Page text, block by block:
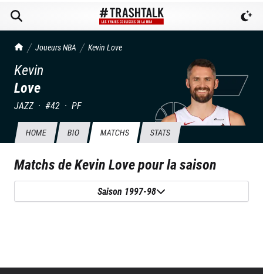
TrashTalk Actu NBA
Joueurs NBA Kevin Love
Kevin
Love
JAZZ · #42 · PF
HOME BIO MATCHS STATS
Matchs deKevin Lovepour la saison
Saison 1997-98